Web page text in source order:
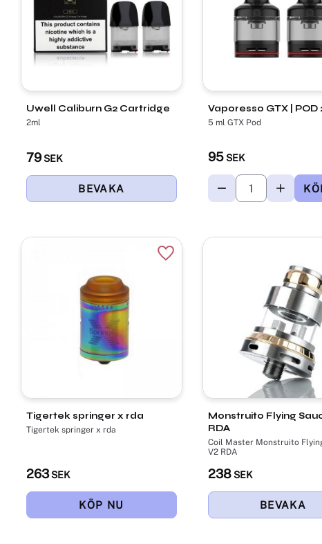
Uwell Caliburn G2 Cartridge
2ml
79 SEK
​Vaporesso GTX | POD
5 ml GTX Pod
95SEK
Tigertek springer x rda
Tigertek springer x rda
263SEK
Lägg till i favoriter
Monstruito Flying
RDA
Coil Master Monstruito
V2 RDA
238SEK